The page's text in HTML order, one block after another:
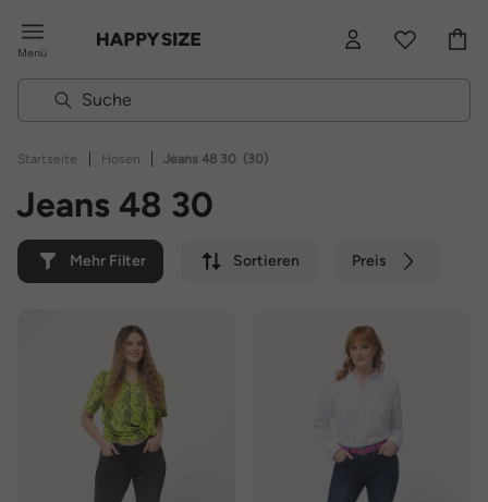
Menü
Startseite | Hosen | Jeans 48 30 (30)
Jeans 48 30
Mehr Filter Sortieren Preis